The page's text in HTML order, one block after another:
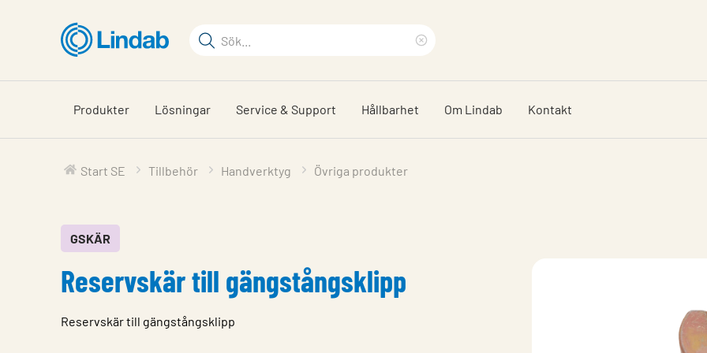
huvudinnehållet
Sökord
på
sajten
sökfras
Produkter Lösningar Service & Support Hållbarhet Om Lindab Kontakt
Start SE Tillbehör Handverktyg Övriga produkter
GSKÄR
Reservskär till gängstångsklipp
Reservskär till gängstångsklipp